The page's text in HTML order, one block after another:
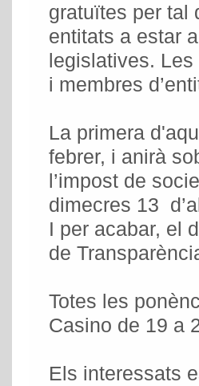
gratuïtes per tal
entitats a estar
legislatives.
i membres
La primera
febrer, i anirà
l’impost de
dimecres 13
I per acabar, el
de
Totes les
Casino de 19 a
Els interessats